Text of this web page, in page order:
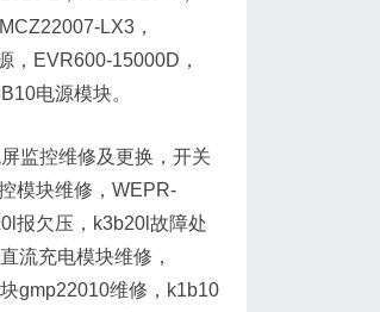
LX3，
，EVR600-15000D，
电源模块。
监控维修及更换，开关
模块维修，WEPR-
报欠压，k3b20l故障处
流充电模块维修，
gmp22010维修，k1b10